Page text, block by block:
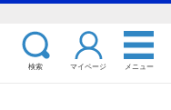
検索 マイページ メニュー